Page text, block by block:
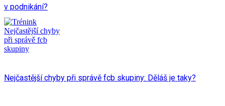
v podnikání?
Nejčastější chyby při správě fcb skupiny: Děláš je taky?